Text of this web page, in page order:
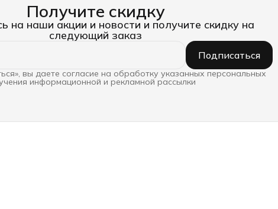
Получите скидку
на наши акции и новости и получите скидку на
следующий заказ
Подписаться
вы даете согласие на обработку указанных персональных
информационной и рекламной рассылки